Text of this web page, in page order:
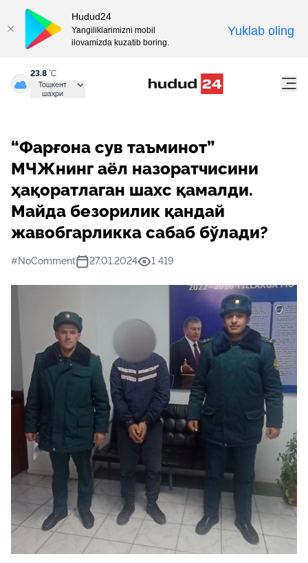
23.8 °C
Тошкент
шаҳри
“Фарғона сув таъминот”
МЧЖнинг аёл назоратчисини
ҳақоратлаган шахс қамалди.
Майда безорилик қандай
жавобгарликка сабаб бўлади?
#NoComment 27.01.2024 1 419
Hudud24
Yangiliklarimizni mobil
ilovamizda kuzatib boring.
Yuklab oling